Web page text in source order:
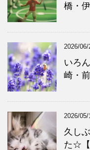
橋・
2026/06/
いろ
崎・
2026/05/
久し
た☆【